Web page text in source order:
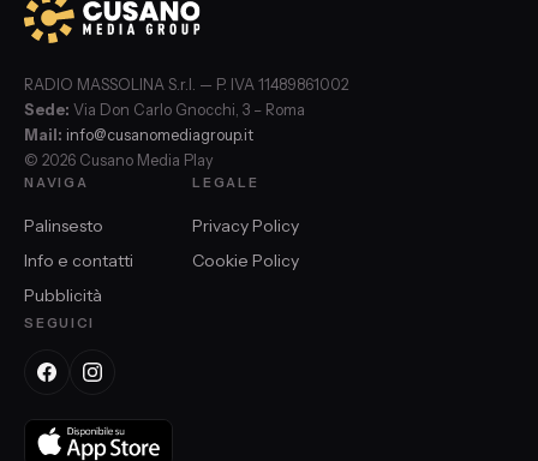
RADIO MASSOLINA S.r.l. — P. IVA 11489861002
Sede: Via Don Carlo Gnocchi, 3 – Roma
Mail: info@cusanomediagroup.it
© 2026 Cusano Media Play
NAVIGA
Palinsesto
Info e contatti
Pubblicità
LEGALE
Privacy Policy
Cookie Policy
SEGUICI